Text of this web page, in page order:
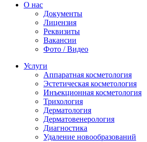
О нас
Документы
Лицензия
Реквизиты
Вакансии
Фото / Видео
Услуги
Аппаратная косметология
Эстетическая косметология
Инъекционная косметология
Трихология
Дермато­логия
Дерматовенерология
Диагностика
Удаление новообразований